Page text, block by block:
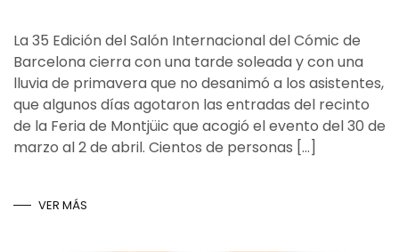
La 35 Edición del Salón Internacional del Cómic de
Barcelona cierra con una tarde soleada y con una
lluvia de primavera que no desanimó a los asistentes,
que algunos días agotaron las entradas del recinto
de la Feria de Montjüic que acogió el evento del 30 de
marzo al 2 de abril. Cientos de personas […]
VER MÁS